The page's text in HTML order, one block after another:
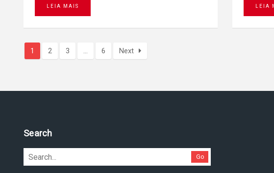
LEIA MAIS LEIA
1 2 3 … 6 Next
Pesquise no site
Go